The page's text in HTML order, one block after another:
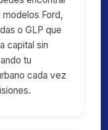
Ford,
o GLP que
capital sin
tu
cada vez